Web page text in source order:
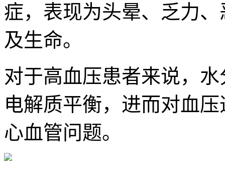
症，表现为头晕、乏力
及生命。
对于高血压患者来说，
电解质平衡，进而对血
心血管问题。